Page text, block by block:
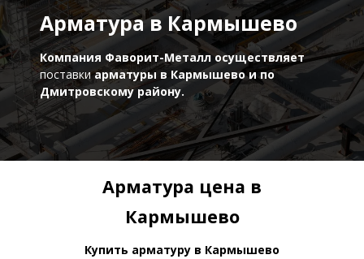
Арматура в Кармышево
Компания Фаворит-Металл осуществляет
поставкиарматуры в Кармышево и по
Дмитровскому району.
Арматура цена в
Кармышево
Купить арматуру в Кармышево